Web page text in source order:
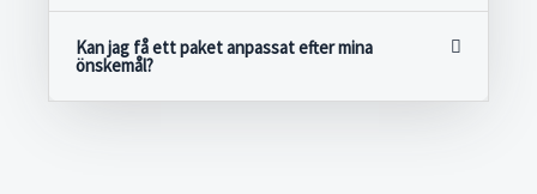
Kan jag få ett paket anpassat efter mina
önskemål?